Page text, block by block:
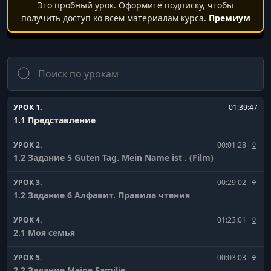
Это пробный урок. Оформите подписку, чтобы
получить доступ ко всем материалам курса. Премиум
Поиск
УРОК 1. 01:39:47
1.1 Представление
УРОК 2. 00:01:28
1.2 Задание 5 Guten Tag. Mein Name ist . (Film)
УРОК 3. 00:29:02
1.2 Задание 6 Алфавит. Правила чтения
УРОК 4. 01:23:01
2.1 Моя семья
УРОК 5. 00:03:03